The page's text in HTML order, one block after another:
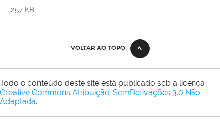
— 257 KB
VOLTAR AO TOPO
Todo o conteúdo deste site está publicado sob a licença
Creative Commons Atribuição-SemDerivações 3.0 Não
Adaptada.